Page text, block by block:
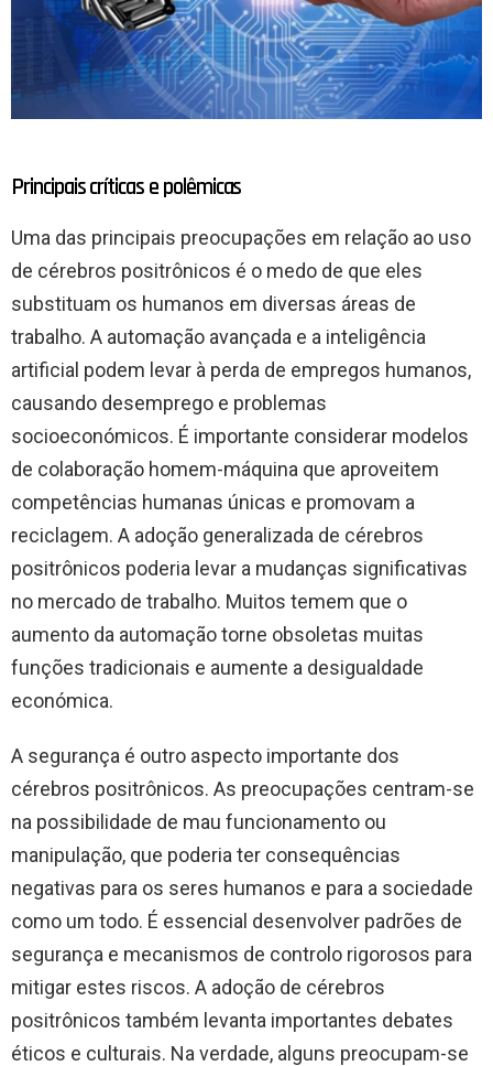
Principais críticas e polêmicas
Uma das principais preocupações em relação ao uso
de cérebros positrônicos é o medo de que eles
substituam os humanos em diversas áreas de
trabalho. A automação avançada e a inteligência
artificial podem levar à perda de empregos humanos,
causando desemprego e problemas
socioeconómicos. É importante considerar modelos
de colaboração homem-máquina que aproveitem
competências humanas únicas e promovam a
reciclagem. A adoção generalizada de cérebros
positrônicos poderia levar a mudanças significativas
no mercado de trabalho. Muitos temem que o
aumento da automação torne obsoletas muitas
funções tradicionais e aumente a desigualdade
económica.
A segurança é outro aspecto importante dos
cérebros positrônicos. As preocupações centram-se
na possibilidade de mau funcionamento ou
manipulação, que poderia ter consequências
negativas para os seres humanos e para a sociedade
como um todo. É essencial desenvolver padrões de
segurança e mecanismos de controlo rigorosos para
mitigar estes riscos. A adoção de cérebros
positrônicos também levanta importantes debates
éticos e culturais. Na verdade, alguns preocupam-se